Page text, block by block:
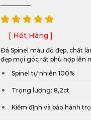
[ Hết Hàng ]
Đá Spinel màu đỏ đẹp, chất
đẹp mọi góc rất phù hợp lên
Spinel tự nhiên 100%
Trọng lượng: 8,2ct
Kiểm định và bảo hành